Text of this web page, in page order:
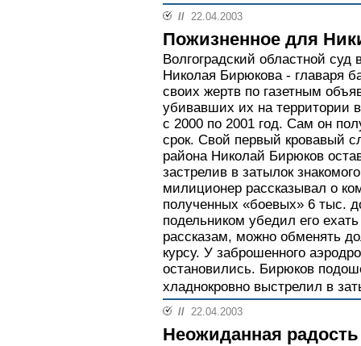
// 22.04.2003
Пожизненное для
Волгоградский областной
Николая Бирюкова - главаря
своих жертв по газетным
убивавших их на территории
с 2000 по 2001 год. Сам он
срок. Свой первый кровавый
района Николай Бирюков
застрелив в затылок
милиционер рассказывал о
полученных «боевых» 6 тыс.
подельником убедил его
рассказам, можно обменять
курсу. У заброшенного
остановились. Бирюков
хладнокровно выстрелил в
// 22.04.2003
Неожиданная